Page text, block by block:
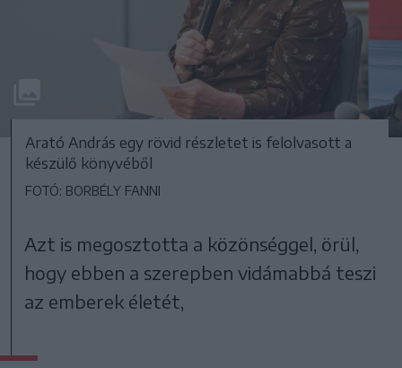
Arató András egy rövid részletet is felolvasott a
készülő könyvéből
FOTÓ: BORBÉLY FANNI
Azt is megosztotta a közönséggel, örül,
hogy ebben a szerepben vidámabbá teszi
az emberek életét,